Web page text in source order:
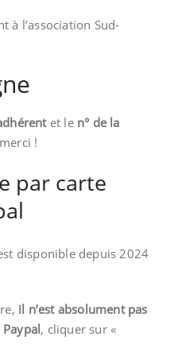
à l’association Sud-
et le n° de la
!
par carte
disponible depuis 2024
il n’est absolument pas
, cliquer sur «